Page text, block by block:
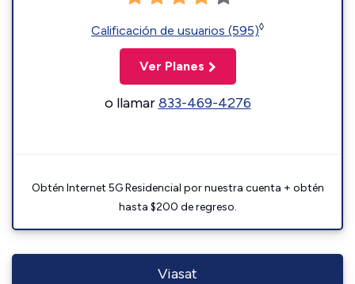
Calificación de usuarios (595)◊
Ver Planes
o llamar833-469-4276
Obtén Internet 5G Residencial por nuestra cuenta + obtén
hasta $200 de regreso.
Viasat